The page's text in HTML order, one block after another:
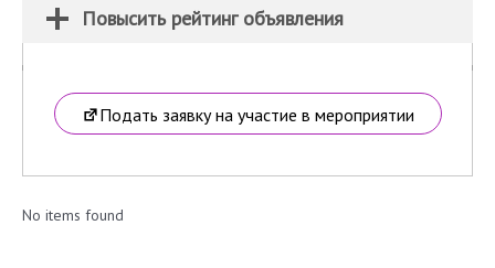
Повысить рейтинг объявления
Подать заявку на участие в мероприятии
No items found